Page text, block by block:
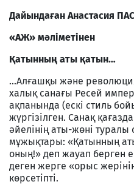
Дайындаған Анастасия
«АЖ» мәліметінен
Қатынның аты қатын…
…Алғашқы және
халық санағы Ресей
ақпанында (ескі стиль
жүргізілген. Санақ
әйелінің аты-жөні туралы
мұжықтары: «Қатынның
оның!» деп жауап берген
деген жерге «орыс
көрсетіпті.